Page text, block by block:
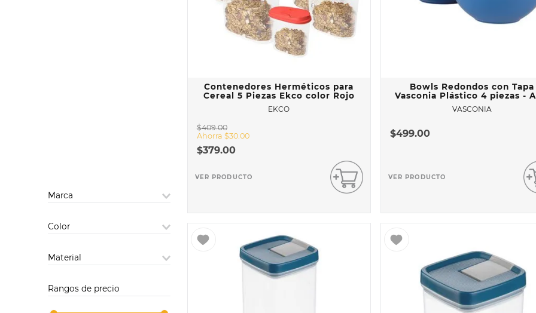
Marca
VASCONIA
Color
Azul
Material
Rangos de precio
Contenedores Herméticos para
Cereal 5 Piezas Ekco color Rojo
EKCO
$409.00
Ahorra $30.00
$379.00
VER PRODUCTO
Bowls Redondos con Tapa
Vasconia Plástico 4 piezas -
VASCONIA
$499.00
VER PRODUCTO
10. COMAL